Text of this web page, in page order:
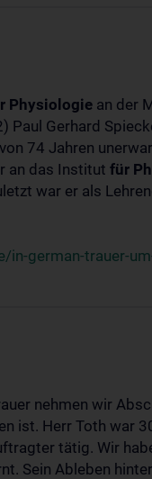
Physiologie an der
Paul Gerhard
74 Jahren
an das Institut für
war er als
german-trauer-
nehmen wir
ist. Herr Toth war
tätig. Wir
Sein Ableben